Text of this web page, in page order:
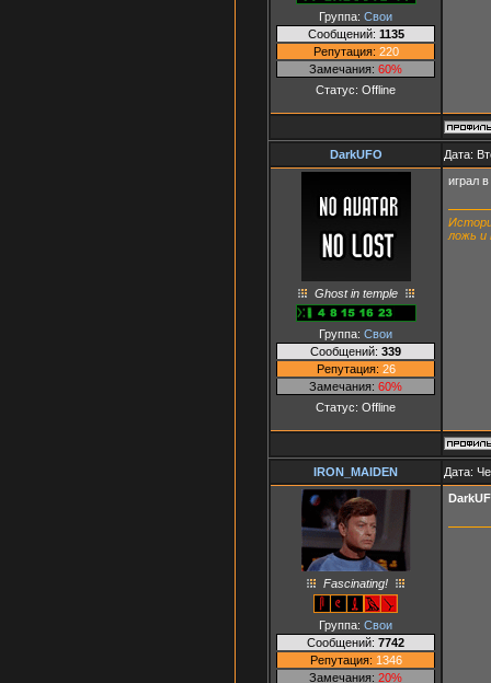
Группа: Свои
Сообщений: 1135
Репутация: 220
Замечания: 60%
Статус: Offline
DarkUFO Дата:
Ghost in temple
Группа: Свои
Сообщений: 339
Репутация: 26
Замечания: 60%
Статус: Offline
играл
ложь и
IRON_MAIDEN Дата:
Fascinating!
Группа: Свои
Сообщений: 7742
Репутация: 1346
Замечания: 20%